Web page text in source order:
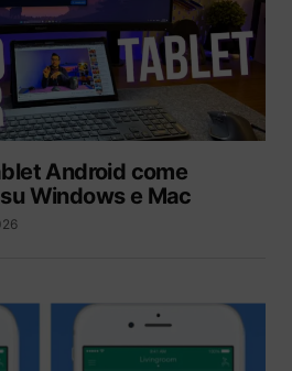
Android come
Windows e Mac